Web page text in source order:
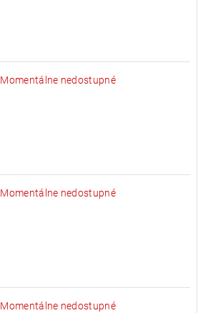
Momentálne nedostupné
Momentálne nedostupné
Momentálne nedostupné